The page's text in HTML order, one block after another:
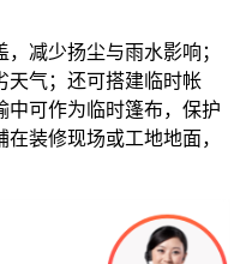
减少扬尘与雨水影响；
天气；还可搭建临时帐
中可作为临时篷布，保护
装修现场或工地地面，